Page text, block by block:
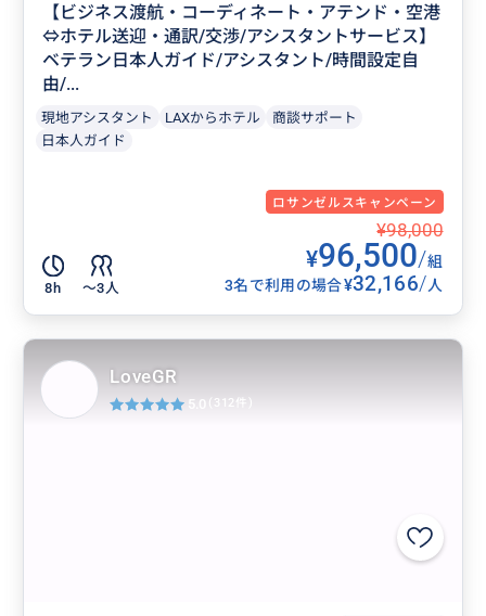
【ビジネス渡航・コーディネート・アテンド・空港
⇔ホテル送迎・通訳/交渉/アシスタントサービス】
ベテラン日本人ガイド/アシスタント/時間設定自
由/...
現地アシスタント LAXからホテル
商談サポート
日本人ガイド
ロサンゼルスキャンペーン
8h 〜3人
¥98,000
¥96,500/組
3名で利用の場合¥32,166/人
LoveGR
5.0 (312件)